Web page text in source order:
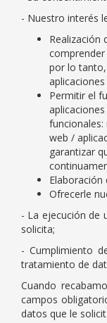
- Nuestro interés
Realización
por lo
Permitir el
web /
garantizar
Elaboración
Ofrecerle
- La ejecución de
solicita;
- Cumplimiento
tratamiento de
Cuando
campos
datos que le